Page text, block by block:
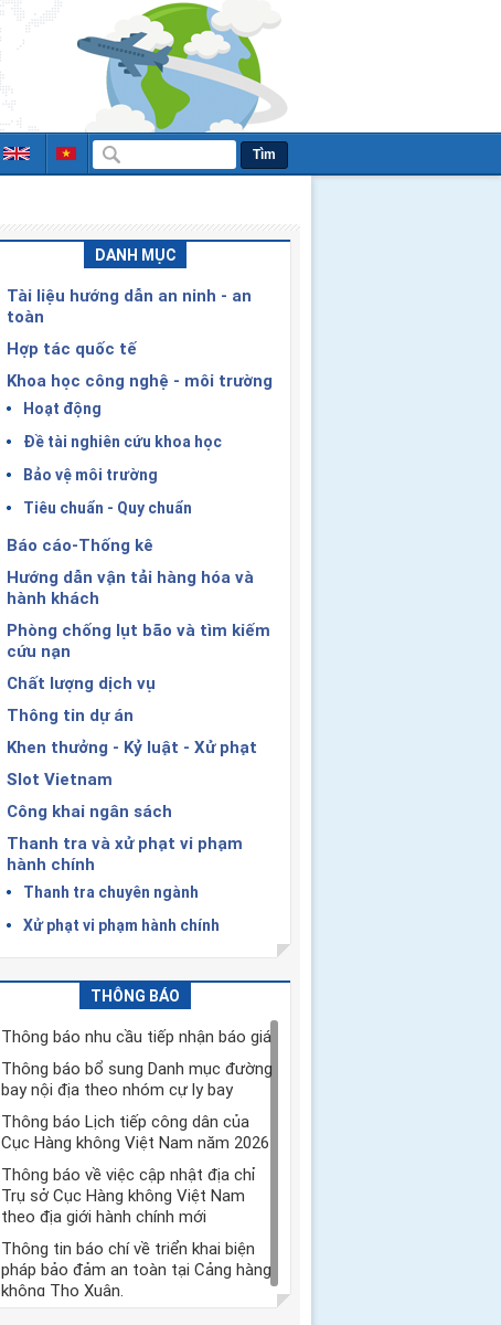
Tìm
DANH MỤC
Tài liệu hướng dẫn an ninh - an
toàn
Hợp tác quốc tế
Khoa học công nghệ - môi trường
Hoạt động
Đề tài nghiên cứu khoa học
Bảo vệ môi trường
Tiêu chuẩn - Quy chuẩn
Báo cáo-Thống kê
Hướng dẫn vận tải hàng hóa và
hành khách
Phòng chống lụt bão và tìm kiếm
cứu nạn
Chất lượng dịch vụ
Thông tin dự án
Khen thưởng - Kỷ luật - Xử phạt
Slot Vietnam
Công khai ngân sách
Thanh tra và xử phạt vi phạm
hành chính
Thanh tra chuyên ngành
Xử phạt vi phạm hành chính
THÔNG BÁO
Thông báo nhu cầu tiếp nhận báo giá
Thông báo bổ sung Danh mục đường
bay nội địa theo nhóm cự ly bay
Thông báo Lịch tiếp công dân của
Cục Hàng không Việt Nam năm 2026
Thông báo về việc cập nhật địa chỉ
Trụ sở Cục Hàng không Việt Nam
theo địa giới hành chính mới
Thông tin báo chí về triển khai biện
pháp bảo đảm an toàn tại Cảng hàng
không Thọ Xuân.